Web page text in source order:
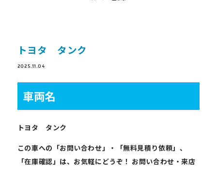
トヨタ タンク
2025.11.04
車両名
トヨタ タンク
この車への「お問い合わせ」・「無料見積り依頼」、
「在庫確認」は、お気軽にどうぞ！ お問い合わせ・来店